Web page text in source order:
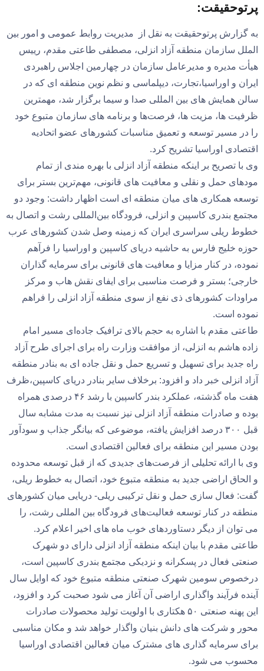
پرتوحقیقت:
به گزارش پرتوحقیقت به نقل از مدیریت روابط عمومی و امور بین
الملل سازمان منطقه آزاد انزلی، مصطفی طاعتی مقدم، رییس
هیأت مدیره و مدیرعامل سازمان در چهارمین اجلاس راهبردی
ایران و اوراسیا،تجارت، دیپلماسی و نظم نوین منطقه ای که در
سالن همایش های بین المللی صدا و سیما برگزار شد، مهمترین
ظرفیت ها، مزیت ها، فرصت‌ها و برنامه های سازمان متبوع خود
را در مسیر توسعه و تعمیق مناسبات کشورهای عضو اتحادیه
اقتصادی اوراسیا تشریح کرد.
وی با تصریح بر اینکه منطقه آزاد انزلی با بهره مندی از تمام
مودهای حمل و نقلی و معافیت های قانونی، مهم‌ترین بستر برای
توسعه همکاری های میان منطقه ای است اظهار داشت: وجود دو
مجتمع بندری کاسپین و انزلی، فرودگاه بین‌المللی رشت و اتصال به
خطوط ریلی سراسری ایران که زمینه وصل شدن کشورهای عرب
حوزه خلیج فارس به حاشیه دریای کاسپین و اوراسیا را فرآهم
نموده، در کنار مزایا و معافیت های قانونی برای سرمایه گذاران
خارجی؛ بستر و فرصت مناسبی برای ایفای نقش هاب و مرکز
مراودات کشورهای ذی نفع از سوی منطقه آزاد انزلی را فراهم
نموده است.
طاعتی مقدم با اشاره به حجم بالای ترافیک جاده‌ای مسیر امام
زاده هاشم به انزلی، از موافقت وزارت راه برای اجرای طرح آزاد
راه جدید برای تسهیل و تسریع حمل و نقل جاده ای به بنادر منطقه
آزاد انزلی خبر داد و افزود: برخلاف سایر بنادر دریای کاسپین،‌ظرف
هفت ماه گذشته، عملکرد بندر کاسپین با رشد ۴۶ درصدی همراه
بوده و صادرات منطقه آزاد انزلی نیز نسبت به مدت مشابه سال
قبل ۳۰۰ درصد افزایش یافته، موضوعی که بیانگر جذاب و سودآور
بودن مسیر این منطقه برای فعالین اقتصادی است.
وی با ارائه تحلیلی از فرصت‌های جدیدی که از قبل توسعه محدوده
و الحاق اراضی جدید به منطقه متبوع خود، اتصال به خطوط ریلی،
گفت: فعال سازی حمل و نقل ترکیبی ریلی- دریایی میان کشورهای
منطقه در کنار توسعه فعالیت‌های فرودگاه بین المللی رشت، را
می توان از دیگر دستاوردهای خوب ماه های اخیر اعلام کرد.
طاعتی مقدم با بیان اینکه منطقه آزاد انزلی دارای دو شهرک
صنعتی فعال در پسکرانه و نزدیکی مجتمع بندری کاسپین است،
درخصوص سومین شهرک صنعتی منطقه متبوع خود که اوایل سال
آینده فرآیند واگذاری اراضی آن آغاز می شود صحبت کرد و افزود،
این پهنه صنعتی ۵۰ هکتاری با اولویت تولید محصولات صادرات
محور و شرکت های دانش بنیان واگذار خواهد شد و مکان مناسبی
برای سرمایه گذاری های مشترک میان فعالین اقتصادی اوراسیا
محسوب می شود.